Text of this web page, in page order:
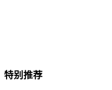
特别推荐